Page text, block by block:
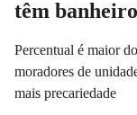
têm
Percentual é maior
moradores de
mais precariedade